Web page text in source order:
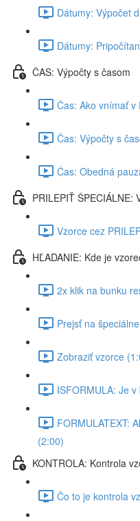
Dátumy: Výpočet
Dátumy:
ČAS: Výpočty s časom
Čas: Ako vnímať v
Čas: Výpočty s
Čas: Obedná
PRILEPIŤ ŠPECIÁLNE:
Vzorce cez
HĽADANIE: Kde je
2x klik na bunku
Prejsť na
Zobraziť vzorce
ISFORMULA: Je
FORMULATEXT:
(2:00)
KONTROLA: Kontrola
Čo to je kontrola